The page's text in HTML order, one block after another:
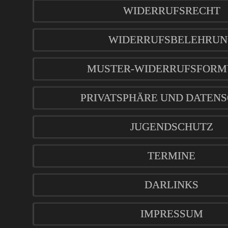
WIDERRUFSRECHT
MUSTER-
PRIVATSPHÄRE UND
JUGENDSCHUTZ
TERMINE
DARLINKS
IMPRESSUM